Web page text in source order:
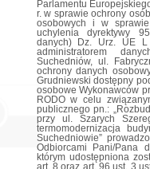
Parlamentu
r. w sprawie ochrony
osobowych i w
uchylenia dyrektywy
danych) Dz. Urz. UE
administratorem
Suchedniów, ul.
ochrony danych
Grudniewski dostępny
osobowe Wykonawców
RODO w celu
publicznego pn.:
przy ul. Szarych
termomodernizacja
Suchedniowie”
Odbiorcami Pani/Pana
którym udostępniona
art. 8 oraz art. 96 ust. 3